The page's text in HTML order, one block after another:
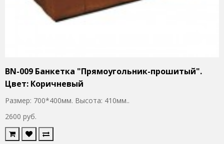
BN-009 Банкетка "Прямоугольник-прошитый".
Цвет: Коричневый
Размер: 700*400мм. Высота: 410мм..
2600 руб.